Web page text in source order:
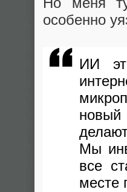
особенно
ИИ
новый
Мы
все
месте